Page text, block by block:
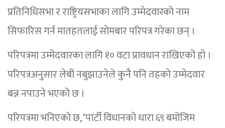
प्रतिनिधिसभा र राष्ट्रियसभाका लागि उम्मेदवारको नाम
सिफारिस गर्न मातहतलाई सोमबार परिपत्र गरेका छन् ।
परिपत्रमा उम्मेदवारका लागि १० वटा प्रावधान राखिएको हो ।
परिपत्रअनुसार लेबी नबुझाउनेले कुनै पनि तहको उम्मेदवार
बन्न नपाउने भएको छ ।
परिपत्रमा भनिएको छ, ‘पार्टी विधानको धारा ६९ बमोजिम